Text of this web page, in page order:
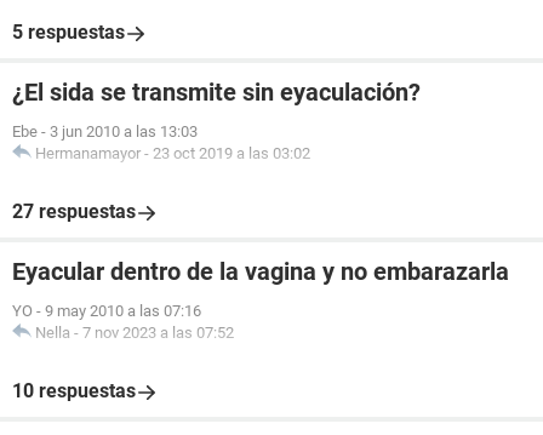
5 respuestas
¿El sida se transmite sin eyaculación?
Ebe - 3 jun 2010 a las 13:03
Hermanamayor - 23 oct 2019 a las 03:02
27 respuestas
Eyacular dentro de la vagina y no embarazarla
YO - 9 may 2010 a las 07:16
Nella - 7 nov 2023 a las 07:52
10 respuestas